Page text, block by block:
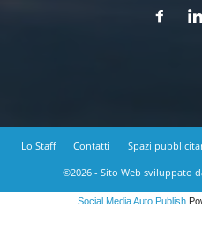
Lo Staff Contatti Spazi
©2026 - Sito Web sviluppato
Social Media Auto Publish